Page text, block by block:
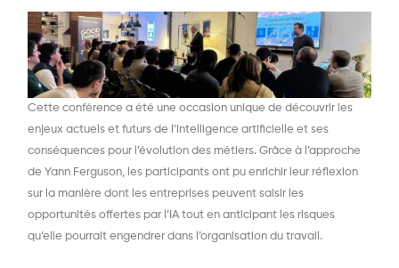
Cette conférence a été une occasion unique de découvrir les
enjeux actuels et futurs de l’intelligence artificielle et ses
conséquences pour l’évolution des métiers. Grâce à l’approche
de Yann Ferguson, les participants ont pu enrichir leur réflexion
sur la manière dont les entreprises peuvent saisir les
opportunités offertes par l’IA tout en anticipant les risques
qu’elle pourrait engendrer dans l’organisation du travail.